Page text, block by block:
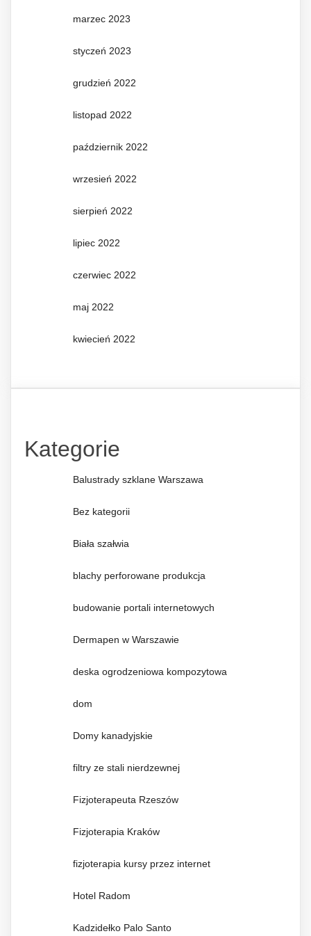
marzec 2023
styczeń 2023
grudzień 2022
listopad 2022
październik 2022
wrzesień 2022
sierpień 2022
lipiec 2022
czerwiec 2022
maj 2022
kwiecień 2022
Kategorie
Balustrady szklane Warszawa
Bez kategorii
Biała szałwia
blachy perforowane produkcja
budowanie portali internetowych
Dermapen w Warszawie
deska ogrodzeniowa kompozytowa
dom
Domy kanadyjskie
filtry ze stali nierdzewnej
Fizjoterapeuta Rzeszów
Fizjoterapia Kraków
fizjoterapia kursy przez internet
Hotel Radom
Kadzidełko Palo Santo